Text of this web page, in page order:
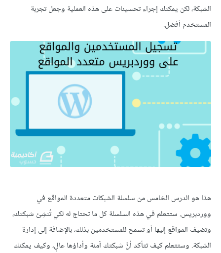
الشبكة، لكن يمكنك إجراء تحسينات على هذه العملية وجعل تجربة
المستخدم أفضل.
هذا هو الدرس الخامس من سلسلة الشبكات متعددة المواقع في
ووردبريس. ستتعلم في هذه السلسلة كل ما تحتاج له لكي تُنشِئ شبكتك،
وتضيف المواقع إليها أو تسمح للمستخدمين بذلك، بالإضافة إلى إدارة
الشبكة. وستتعلم كيف تتأكد أنَّ شبكتك آمنة وأداؤها عالٍ، وكيف يمكنك